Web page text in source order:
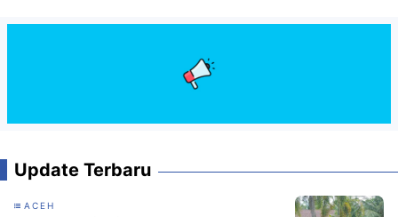
Update Terbaru
ACEH